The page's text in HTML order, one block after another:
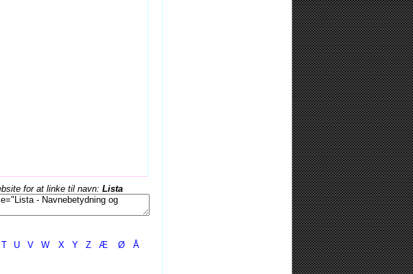
for at linke til navn: Lista
T U V W X Y Z Æ Ø Å